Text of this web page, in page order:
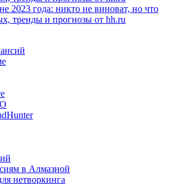
2023 года: никто не виноват, но что
тренды и прогнозы от hh.ru
в Алмазной
нетворкинга